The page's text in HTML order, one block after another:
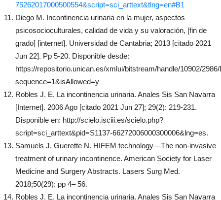
75262017000500554&script=sci_arttext&tlng=en#B1
Diego M. Incontinencia urinaria en la mujer, aspectos
psicosocioculturales, calidad de vida y su valoración, [fin de
grado] [internet]. Universidad de Cantabria; 2013 [citado 2021
Jun 22]. Pp 5-20. Disponible desde:
https://repositorio.unican.es/xmlui/bitstream/handle/10902/
sequence=1&isAllowed=y
Robles J. E. La incontinencia urinaria. Anales Sis San Navarra
[Internet]. 2006 Ago [citado 2021 Jun 27]; 29(2): 219-231.
Disponible en: http://scielo.isciii.es/scielo.php?
script=sci_arttext&pid=S1137-66272006000300006&lng=es.
Samuels J, Guerette N. HIFEM technology—The non-invasive
treatment of urinary incontinence. American Society for Laser
Medicine and Surgery Abstracts. Lasers Surg Med.
2018;50(29): pp 4– 56.
Robles J. E. La incontinencia urinaria. Anales Sis San Navarra